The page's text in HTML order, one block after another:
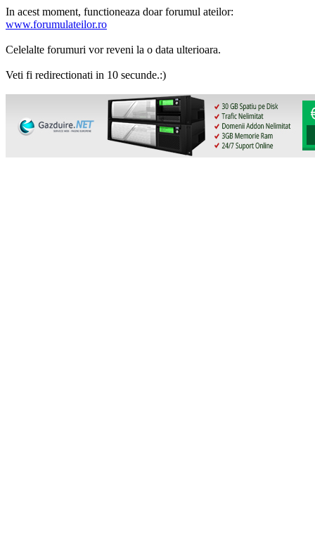
In acest moment, functioneaza doar forumul ateilor:
www.forumulateilor.ro
Celelalte forumuri vor reveni la o data ulterioara.
Veti fi redirectionati in 10 secunde.:)